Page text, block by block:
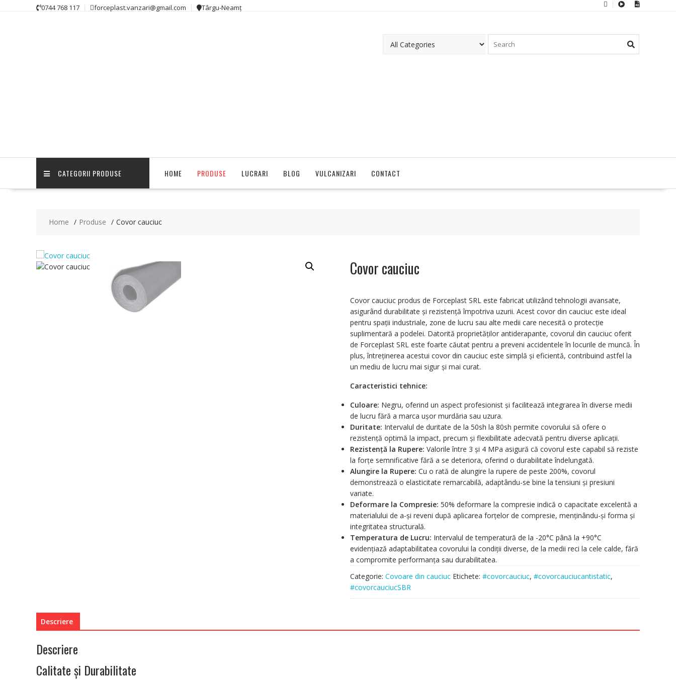
0744 768 117 forceplast.vanzari@gmail.com Târgu-Neamț
CATEGORII PRODUSE HOME PRODUSE LUCRARI BLOG VULCANIZARI CONTACT
Home Produse Covor cauciuc
Covor cauciuc
Covor cauciuc produs de Forceplast SRL este fabricat utilizând tehnologii avansate,
asigurând durabilitate și rezistență împotriva uzurii. Acest covor din cauciuc este ideal
pentru spații industriale, zone de lucru sau alte medii care necesită o protecție
suplimentară a podelei. Datorită proprietăților antiderapante, covorul din cauciuc oferit
de Forceplast SRL este foarte căutat pentru a preveni accidentele în locurile de muncă. În
plus, întreținerea acestui covor din cauciuc este simplă și eficientă, contribuind astfel la
un mediu de lucru mai sigur și mai curat.
Caracteristici tehnice:
Culoare: Negru, oferind un aspect profesionist și facilitează integrarea în diverse medii
de lucru fără a marca ușor murdăria sau uzura.
Duritate: Intervalul de duritate de la 50sh la 80sh permite covorului să ofere o
rezistență optimă la impact, precum și flexibilitate adecvată pentru diverse aplicații.
Rezistență la Rupere: Valorile între 3 și 4 MPa asigură că covorul este capabil să reziste
la forțe semnificative fără a se deteriora, oferind o durabilitate îndelungată.
Alungire la Rupere: Cu o rată de alungire la rupere de peste 200%, covorul
demonstrează o elasticitate remarcabilă, adaptându-se bine la tensiuni și presiuni
variate.
Deformare la Compresie: 50% deformare la compresie indică o capacitate excelentă a
materialului de a-și reveni după aplicarea forțelor de compresie, menținându-și forma și
integritatea structurală.
Temperatura de Lucru: Intervalul de temperatură de la -20°C până la +90°C
evidențiază adaptabilitatea covorului la condiții diverse, de la medii reci la cele calde, fără
a compromite performanța sau durabilitatea.
Categorie: Covoare din cauciuc Etichete: #covorcauciuc, #covorcauciucantistatic,
#covorcauciucSBR
Descriere
Descriere
Calitate și Durabilitate